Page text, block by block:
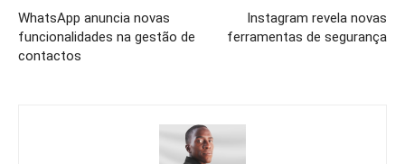
WhatsApp anuncia novas
funcionalidades na gestão de
contactos
Instagram revela novas
ferramentas de segurança